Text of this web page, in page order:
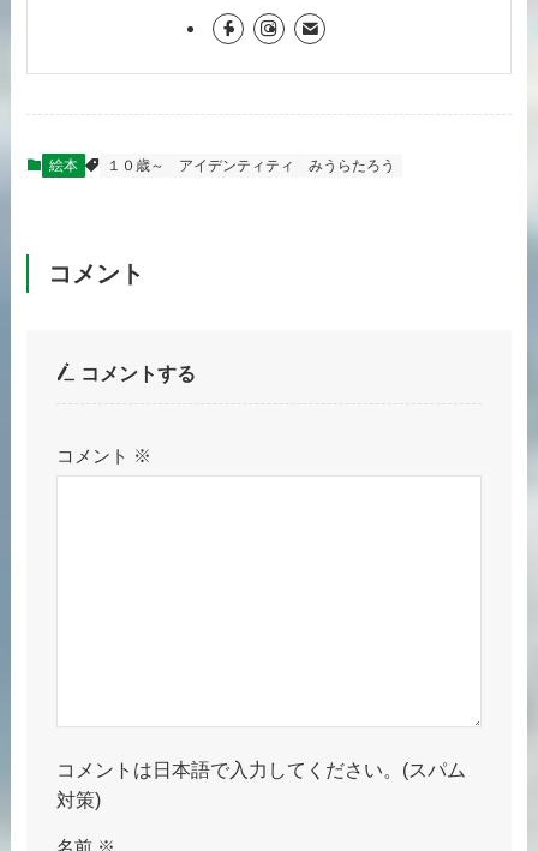
絵本 １０歳～ アイデンティティ みうらたろう
コメント
コメントする
コメント ※
コメントは日本語で入力してください。(スパム
対策)